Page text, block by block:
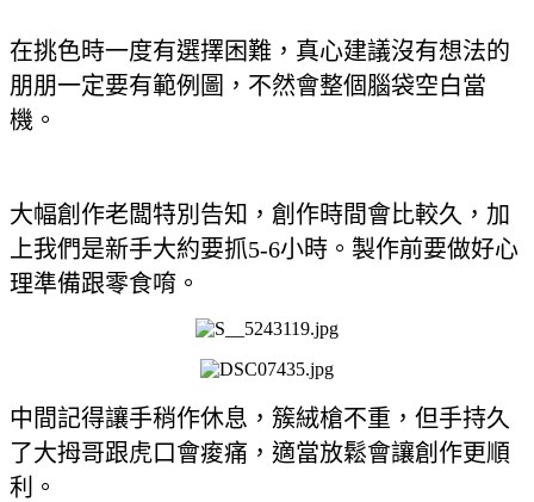
在挑色時一度有選擇困難，真心建議沒有想法的
朋朋一定要有範例圖，不然會整個腦袋空白當
機。
大幅創作老闆特別告知，創作時間會比較久，加
上我們是新手大約要抓5-6小時。製作前要做好心
理準備跟零食唷。
中間記得讓手稍作休息，簇絨槍不重，但手持久
了大拇哥跟虎口會痠痛，適當放鬆會讓創作更順
利。